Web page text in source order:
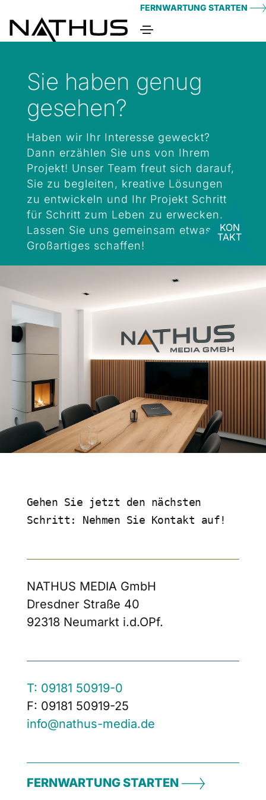
FERNWARTUNG STARTEN
Sie haben genug
gesehen?
Haben wir Ihr Interesse geweckt?
Dann erzählen Sie uns von Ihrem
Projekt! Unser Team freut sich darauf,
Sie zu begleiten, kreative Lösungen
zu entwickeln und Ihr Projekt Schritt
für Schritt zum Leben zu erwecken.
Lassen Sie uns gemeinsam etwas
Großartiges schaffen!
Gehen Sie jetzt den nächsten
Schritt: Nehmen Sie Kontakt auf!
NATHUS MEDIA GmbH
Dresdner Straße 40
92318 Neumarkt i.d.OPf.
T: 09181 50919-0
F: 09181 50919-25
info@nathus-media.de
FERNWARTUNG STARTEN